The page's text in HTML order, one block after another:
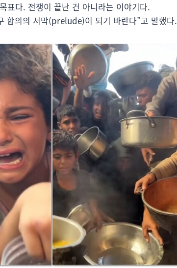
표다. 전쟁이 끝난 건 아니라는 이야기다.
합의의 서막(prelude)이 되기 바란다”고 말했다.